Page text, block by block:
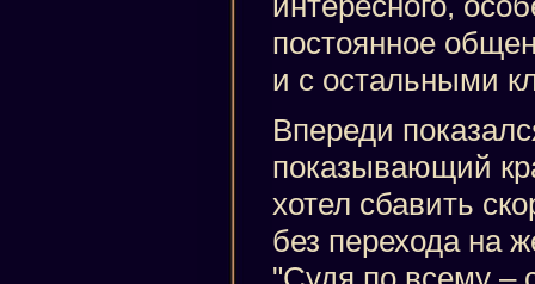
постоянное
и с остальными
Впереди
показывающий
хотел сбавить
без перехода на